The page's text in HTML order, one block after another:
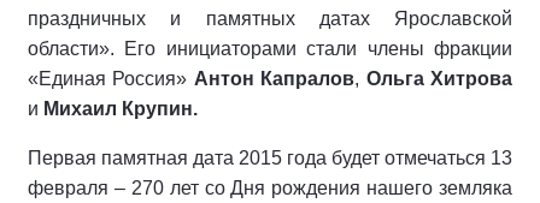
праздничных и памятных датах Ярославской
области». Его инициаторами стали члены фракции
«Единая Россия» Антон Капралов, Ольга Хитрова
и Михаил Крупин.
Первая памятная дата 2015 года будет отмечаться 13
февраля – 270 лет со Дня рождения нашего земляка